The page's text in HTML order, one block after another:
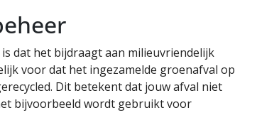
dat het bijdraagt aan milieuvriendelijk
voor dat het ingezamelde groenafval op
Dit betekent dat jouw afval niet
bijvoorbeeld wordt gebruikt voor